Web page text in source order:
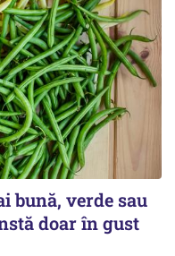
bună, verde sau
doar în gust